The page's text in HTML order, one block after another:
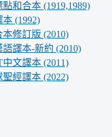
和合本 (1919,1989)
(1992)
修訂版 (2010)
譯本-新約 (2010)
文譯本 (2011)
經譯本 (2022)